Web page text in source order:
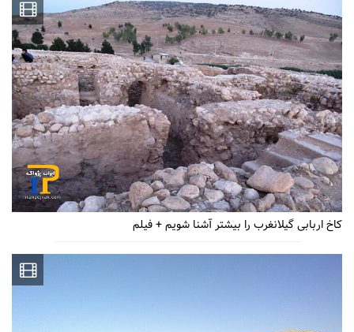
کاخ اربابی گیلانغرب را بیشتر آشنا شویم + فیلم